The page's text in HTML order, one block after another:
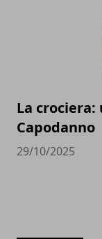
La
Capodanno
29/10/2025